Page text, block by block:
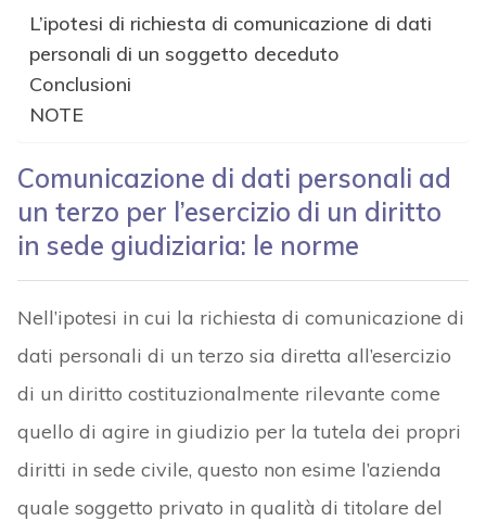
L’ipotesi di richiesta di comunicazione di dati
personali di un soggetto deceduto
Conclusioni
NOTE
Comunicazione di dati personali ad
un terzo per l’esercizio di un diritto
in sede giudiziaria: le norme
Nell’ipotesi in cui la richiesta di comunicazione di
dati personali di un terzo sia diretta all’esercizio
di un diritto costituzionalmente rilevante come
quello di agire in giudizio per la tutela dei propri
diritti in sede civile, questo non esime l’azienda
quale soggetto privato in qualità di titolare del